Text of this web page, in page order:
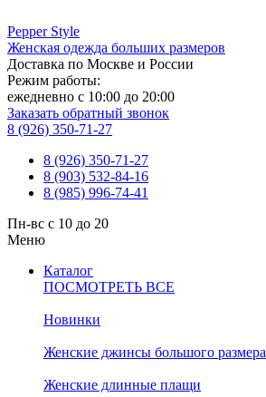
Pepper Style
Женская одежда больших размеров
Доставка по Москве и России
Режим работы:
ежедневно с 10:00 до 20:00
Заказать обратный звонок
8 (926) 350-71-27
8 (926) 350-71-27
8 (903) 532-84-16
8 (985) 996-74-41
Пн-вс с 10 до 20
Меню
Каталог
ПОСМОТРЕТЬ ВСЕ
Новинки
Женские джинсы большого размера
Женские длинные плащи